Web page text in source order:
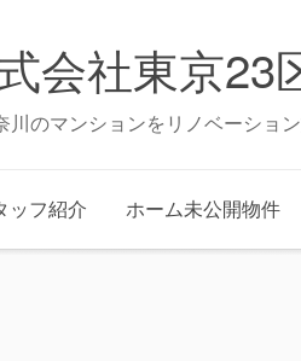
会社東京23
川のマンションをリノベーショ
ッフ紹介 ホーム未公開物件